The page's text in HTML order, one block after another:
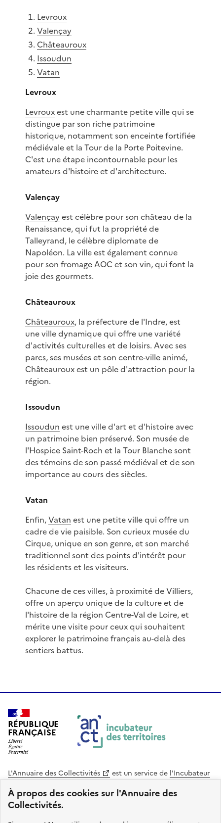
À propos des cookies sur l'Annuaire des
Collectivités.
Levroux
Valençay
Châteauroux
Issoudun
Vatan
Levroux
Levrouxest une charmante petite ville qui se
distingue par son riche patrimoine
historique, notamment son enceinte fortifiée
médiévale et la Tour de la Porte Poitevine.
C'est une étape incontournable pour les
amateurs d'histoire et d'architecture.
Valençay
Valençayest célèbre pour son château de la
Renaissance, qui fut la propriété de
Talleyrand, le célèbre diplomate de
Napoléon. La ville est également connue
pour son fromage AOC et son vin, qui font la
joie des gourmets.
Châteauroux
Châteauroux, la préfecture de l'Indre, est
une ville dynamique qui offre une variété
d'activités culturelles et de loisirs. Avec ses
parcs, ses musées et son centre-ville animé,
Châteauroux est un pôle d'attraction pour la
région.
Issoudun
Issoudun est une ville d'art et d'histoire avec
un patrimoine bien préservé. Son musée de
l'Hospice Saint-Roch et la Tour Blanche sont
des témoins de son passé médiéval et de son
importance au cours des siècles.
Vatan
Enfin,Vatan est une petite ville qui offre un
cadre de vie paisible. Son curieux musée du
Cirque, unique en son genre, et son marché
traditionnel sont des points d'intérêt pour
les résidents et les visiteurs.
Chacune de ces villes, à proximité de Villiers,
offre un aperçu unique de la culture et de
l'histoire de la région Centre-Val de Loire, et
mérite une visite pour ceux qui souhaitent
explorer le patrimoine français au-delà des
sentiers battus.
RÉPUBLIQUE
FRANÇAISE
L'Annuaire des Collectivités est un service de l'Incubateur
des Territoires
Cohésion des Territoires
. Le code source de ce site web
est disponible en licence libre. Le design de ce site est conçu
avec le système de design de l’État.